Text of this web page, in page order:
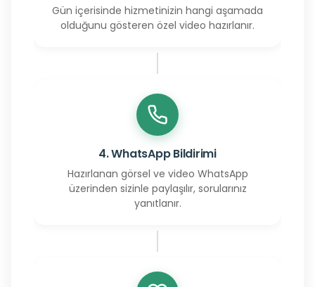
Gün içerisinde hizmetinizin hangi aşamada
olduğunu gösteren özel video hazırlanır.
4. WhatsApp Bildirimi
Hazırlanan görsel ve video WhatsApp
üzerinden sizinle paylaşılır, sorularınız
yanıtlanır.